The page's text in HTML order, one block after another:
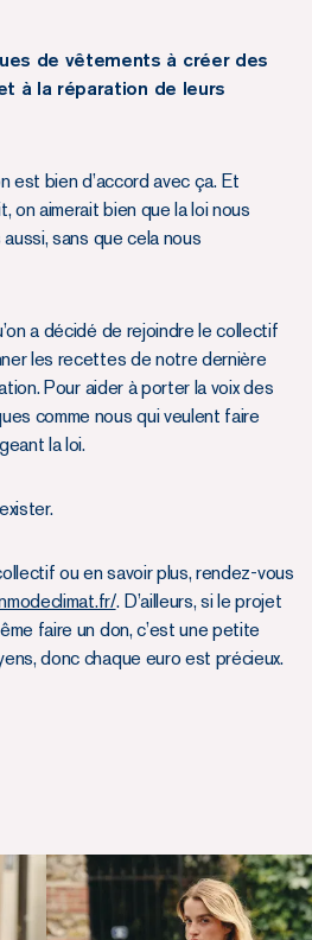
de vêtements à créer des
à la réparation de leurs
est bien d’accord avec ça. Et
on aimerait bien que la loi nous
sans que cela nous
a décidé de rejoindre le collectif
les recettes de notre dernière
Pour aider à porter la voix des
comme nous qui veulent faire
la loi.
ou en savoir plus, rendez-vous
. D’ailleurs, si le projet
faire un don, c’est une petite
donc chaque euro est précieux.